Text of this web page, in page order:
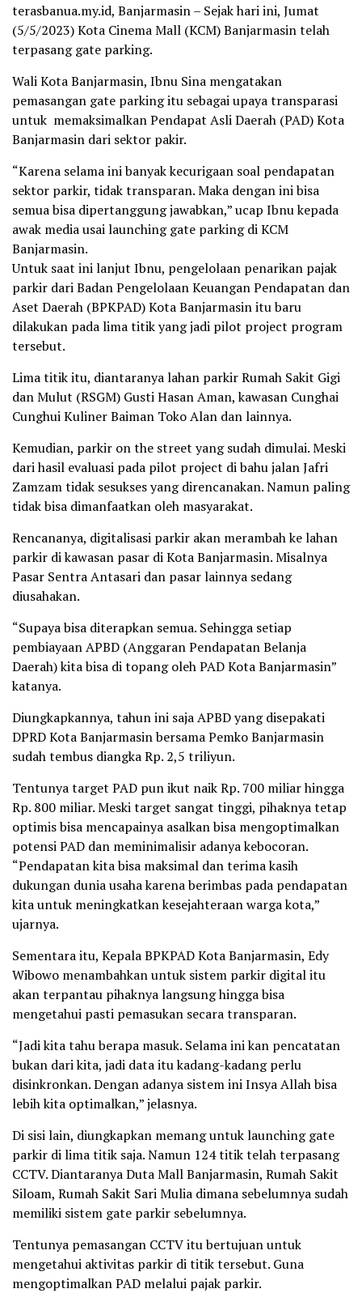
terasbanua.my.id, Banjarmasin – Sejak hari ini, Jumat
(5/5/2023) Kota Cinema Mall (KCM) Banjarmasin telah
terpasang gate parking.
Wali Kota Banjarmasin, Ibnu Sina mengatakan
pemasangan gate parking itu sebagai upaya transparasi
untuk memaksimalkan Pendapat Asli Daerah (PAD) Kota
Banjarmasin dari sektor pakir.
“Karena selama ini banyak kecurigaan soal pendapatan
sektor parkir, tidak transparan. Maka dengan ini bisa
semua bisa dipertanggung jawabkan,” ucap Ibnu kepada
awak media usai launching gate parking di KCM
Banjarmasin.
Untuk saat ini lanjut Ibnu, pengelolaan penarikan pajak
parkir dari Badan Pengelolaan Keuangan Pendapatan dan
Aset Daerah (BPKPAD) Kota Banjarmasin itu baru
dilakukan pada lima titik yang jadi pilot project program
tersebut.
Lima titik itu, diantaranya lahan parkir Rumah Sakit Gigi
dan Mulut (RSGM) Gusti Hasan Aman, kawasan Cunghai
Cunghui Kuliner Baiman Toko Alan dan lainnya.
Kemudian, parkir on the street yang sudah dimulai. Meski
dari hasil evaluasi pada pilot project di bahu jalan Jafri
Zamzam tidak sesukses yang direncanakan. Namun paling
tidak bisa dimanfaatkan oleh masyarakat.
Rencananya, digitalisasi parkir akan merambah ke lahan
parkir di kawasan pasar di Kota Banjarmasin. Misalnya
Pasar Sentra Antasari dan pasar lainnya sedang
diusahakan.
“Supaya bisa diterapkan semua. Sehingga setiap
pembiayaan APBD (Anggaran Pendapatan Belanja
Daerah) kita bisa di topang oleh PAD Kota Banjarmasin”
katanya.
Diungkapkannya, tahun ini saja APBD yang disepakati
DPRD Kota Banjarmasin bersama Pemko Banjarmasin
sudah tembus diangka Rp. 2,5 triliyun.
Tentunya target PAD pun ikut naik Rp. 700 miliar hingga
Rp. 800 miliar. Meski target sangat tinggi, pihaknya tetap
optimis bisa mencapainya asalkan bisa mengoptimalkan
potensi PAD dan meminimalisir adanya kebocoran.
“Pendapatan kita bisa maksimal dan terima kasih
dukungan dunia usaha karena berimbas pada pendapatan
kita untuk meningkatkan kesejahteraan warga kota,”
ujarnya.
Sementara itu, Kepala BPKPAD Kota Banjarmasin, Edy
Wibowo menambahkan untuk sistem parkir digital itu
akan terpantau pihaknya langsung hingga bisa
mengetahui pasti pemasukan secara transparan.
“Jadi kita tahu berapa masuk. Selama ini kan pencatatan
bukan dari kita, jadi data itu kadang-kadang perlu
disinkronkan. Dengan adanya sistem ini Insya Allah bisa
lebih kita optimalkan,” jelasnya.
Di sisi lain, diungkapkan memang untuk launching gate
parkir di lima titik saja. Namun 124 titik telah terpasang
CCTV. Diantaranya Duta Mall Banjarmasin, Rumah Sakit
Siloam, Rumah Sakit Sari Mulia dimana sebelumnya sudah
memiliki sistem gate parkir sebelumnya.
Tentunya pemasangan CCTV itu bertujuan untuk
mengetahui aktivitas parkir di titik tersebut. Guna
mengoptimalkan PAD melalui pajak parkir.